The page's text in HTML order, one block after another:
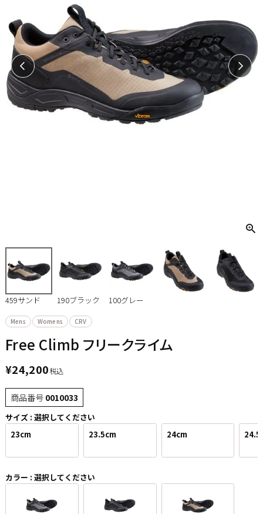
459サンド 190ブラック 100グレー
Mens Womens CRV
Free Climb フリークライム
¥24,200税込
商品番号 0010033
サイズ 選択してください
23cm
23.5cm 24cm
カラー 選択してください